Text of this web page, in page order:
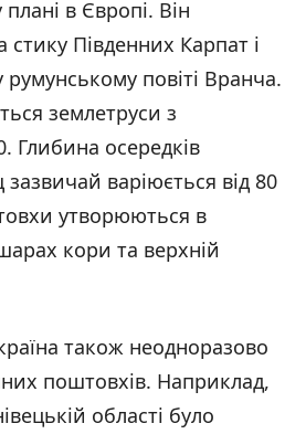
в Європі. Він
Південних Карпат і
румунському повіті Вранча.
землетруси з
Глибина осередків
варіюється від 80
утворюються в
кори та верхній
також неодноразово
поштовхів. Наприклад,
області було